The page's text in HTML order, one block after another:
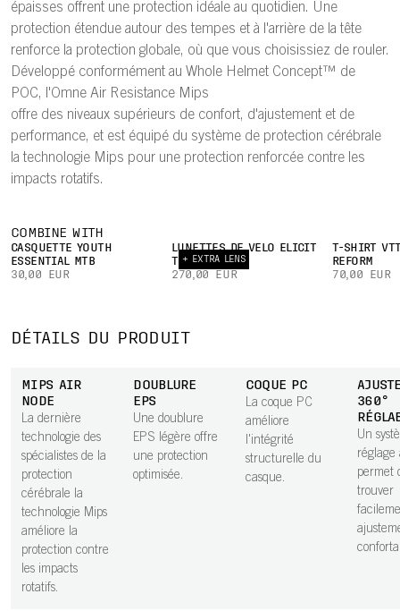
épaisses offrent une protection idéale au quotidien. Une
protection étendue autour des tempes et à l'arrière de la tête
renforce la protection globale, où que vous choisissiez de rouler.
Développé conformément au Whole Helmet Concept™ de
POC, l'Omne Air Resistance Mips
offre des niveaux supérieurs de confort, d'ajustement et de
performance, et est équipé du système de protection cérébrale
la technologie Mips pour une protection renforcée contre les
impacts rotatifs.
COMBINE WITH
CASQUETTE YOUTH
ESSENTIAL MTB
30,00 EUR
+ EXTRA LENS
LUNETTES DE VÉLO ELICIT
TORIC
270,00 EUR
T-SHIRT
REFORM
70,00 EUR
DÉTAILS DU PRODUIT
MIPS AIR
NODE
La dernière
technologie des
spécialistes de la
protection
cérébrale la
technologie Mips
améliore la
protection contre
les impacts
rotatifs.
DOUBLURE
EPS
Une doublure
EPS légère offre
une protection
optimisée.
COQUE PC
La coque PC
améliore
l'intégrité
structurelle du
casque.
360°
Un
réglage
permet
trouver